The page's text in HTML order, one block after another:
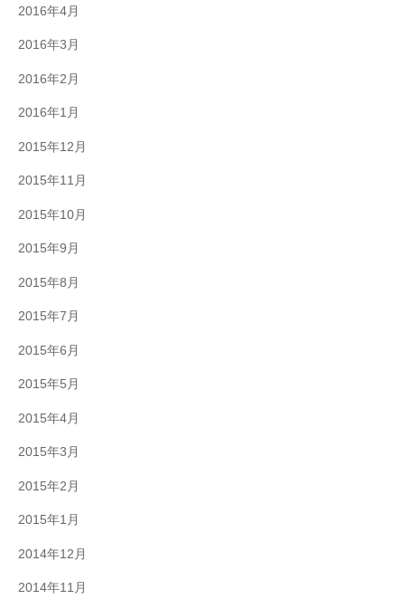
2016年4月
2016年3月
2016年2月
2016年1月
2015年12月
2015年11月
2015年10月
2015年9月
2015年8月
2015年7月
2015年6月
2015年5月
2015年4月
2015年3月
2015年2月
2015年1月
2014年12月
2014年11月